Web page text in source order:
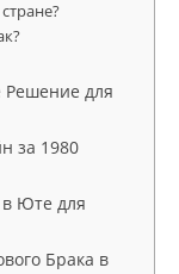
для
за 1980
Юте для
Брака в